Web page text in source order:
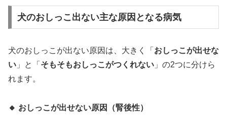
犬のおしっこ出ない主な原因となる病気
犬のおしっこが出ない原因は、大きく「 おしっこが出せな
い 」と「 そもそもおしっこがつくれない 」の2つに分けら
れます。
🔸 おしっこが出せない原因（腎後性）